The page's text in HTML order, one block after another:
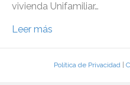
vivienda Unifamiliar…
Leer más
Política de Privacidad|